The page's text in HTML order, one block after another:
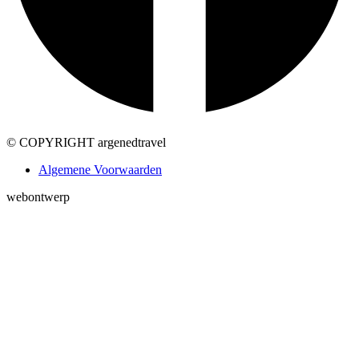
© COPYRIGHT argenedtravel
Algemene Voorwaarden
webontwerp